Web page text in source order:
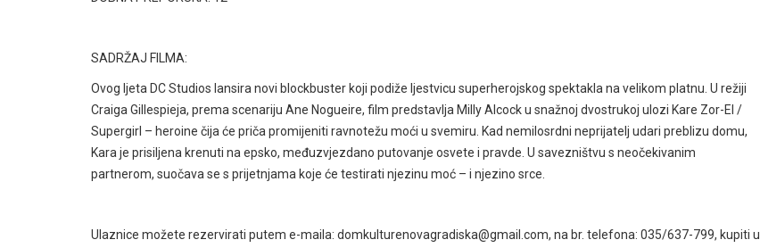
SADRŽAJ FILMA:
Ovog ljeta DC Studios lansira novi blockbuster koji podiže ljestvicu superherojskog spektakla na velikom platnu. U režiji
Craiga Gillespieja, prema scenariju Ane Nogueire, film predstavlja Milly Alcock u snažnoj dvostrukoj ulozi Kare Zor-El /
Supergirl – heroine čija će priča promijeniti ravnotežu moći u svemiru. Kad nemilosrdni neprijatelj udari preblizu domu,
Kara je prisiljena krenuti na epsko, međuzvjezdano putovanje osvete i pravde. U savezništvu s neočekivanim
partnerom, suočava se s prijetnjama koje će testirati njezinu moć – i njezino srce.
Ulaznice možete rezervirati putem e-maila: domkulturenovagradiska@gmail.com, na br. telefona: 035/637-799, kupiti u